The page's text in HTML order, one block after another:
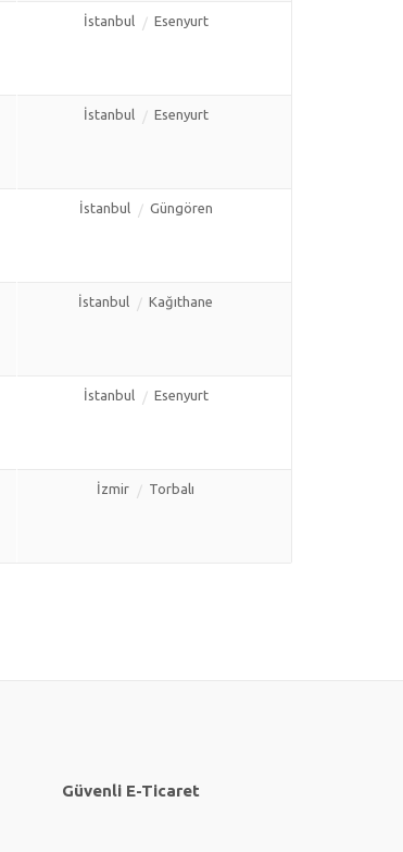
İstanbul Esenyurt
İstanbul Esenyurt
İstanbul Güngören
İstanbul Kağıthane
İstanbul Esenyurt
İzmir Torbalı
Güvenli E-Ticaret